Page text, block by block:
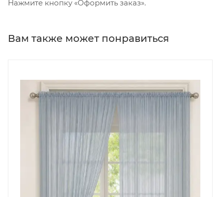
Нажмите кнопку «Оформить заказ».
Вам также может понравиться